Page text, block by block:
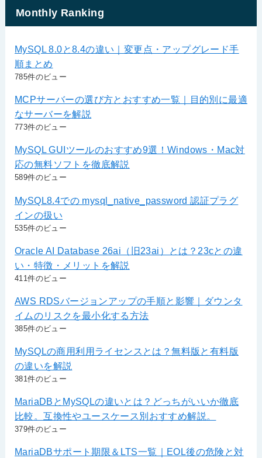
Monthly Ranking
MySQL 8.0と8.4の違い｜変更点・アップグレード手
順まとめ
785件のビュー
MCPサーバーの選び方とおすすめ一覧｜目的別に最適
なサーバーを解説
773件のビュー
MySQL GUIツールのおすすめ9選！Windows・Mac対
応の無料ソフトを徹底解説
589件のビュー
MySQL8.4での mysql_native_password 認証プラグ
インの扱い
535件のビュー
Oracle AI Database 26ai（旧23ai）とは？23cとの違
い・特徴・メリットを解説
411件のビュー
AWS RDSバージョンアップの手順と影響｜ダウンタ
イムのリスクを最小化する方法
385件のビュー
MySQLの商用利用ライセンスとは？無料版と有料版
の違いを解説
381件のビュー
MariaDBとMySQLの違いとは？どっちがいいか徹底
比較。互換性やユースケース別おすすめ解説。
379件のビュー
MariaDBサポート期限＆LTS一覧｜EOL後の危険と対